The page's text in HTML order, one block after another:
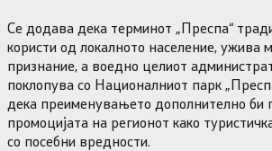
Се додава дека терминот „Преспа“
користи од локалното население, ужива
признание, а воедно целиот
поклопува со Националниот парк
дека преименувањето дополнително би
промоцијата на регионот како
со посебни вредности.